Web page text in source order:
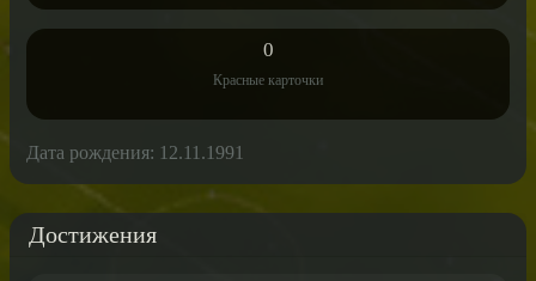
0
Красные карточки
Дата рождения: 12.11.1991
Достижения